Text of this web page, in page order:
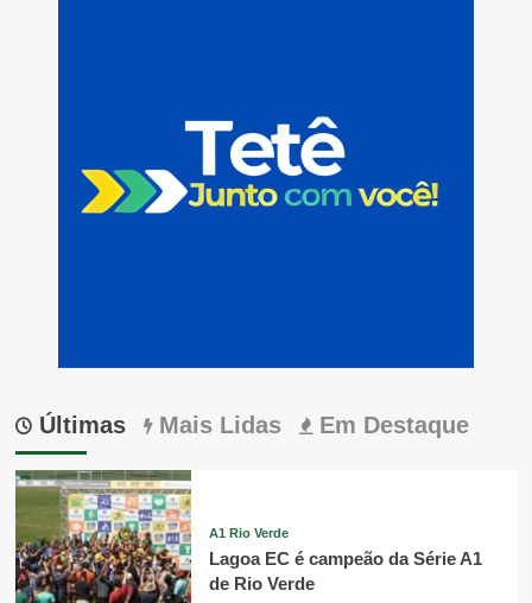
Últimas Mais Lidas Em Destaque
A1 Rio Verde
Lagoa EC é campeão da Série A1
de Rio Verde